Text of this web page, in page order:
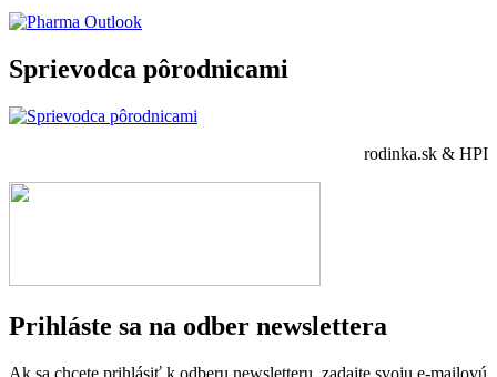
Sprievodca pôrodnicami
rodinka.sk & HPI
Prihláste sa na odber newslettera